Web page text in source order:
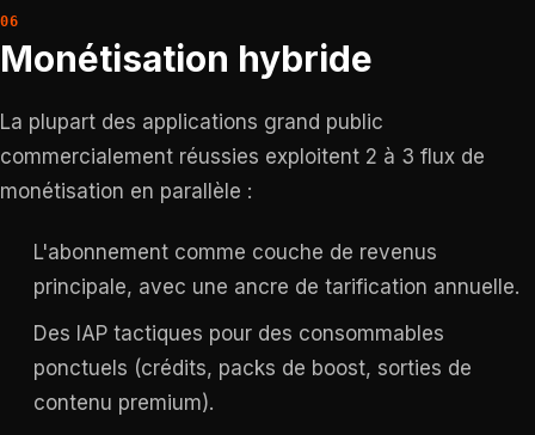
Monétisation hybride
La plupart des applications grand public
commercialement réussies exploitent 2 à 3 flux de
monétisation en parallèle :
L'abonnement comme couche de revenus
principale, avec une ancre de tarification annuelle.
Des IAP tactiques pour des consommables
ponctuels (crédits, packs de boost, sorties de
contenu premium).